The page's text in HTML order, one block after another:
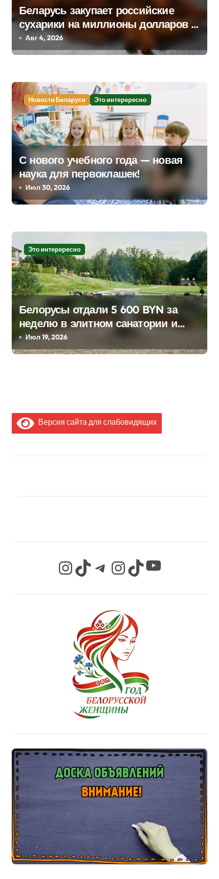
о
а
п
и
с
я
м
Беларусь закупает российские
сухарики на миллионы долларов –
смотрим сумму
Авг 4, 2026
Новости Беларуси Это интерересно
С нового учебного года — новая
наука для первоклашек!
Июл 30, 2026
Это интерересно
Белорусы отдали 5 600 BYN за
неделю в элитном санатории и
сравнили его с турецким all
inclusive
Июл 19, 2026
Версия сайта для слабовидящих
InstagramTikTok Telegram InstagramTikTok YouTube